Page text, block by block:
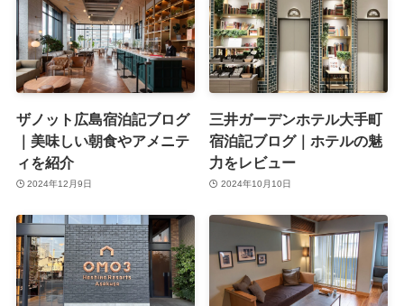
ザノット広島宿泊記ブログ
｜美味しい朝食やアメニテ
ィを紹介
2024年12月9日
三井ガーデンホテル大手町
宿泊記ブログ｜ホテルの魅
力をレビュー
2024年10月10日